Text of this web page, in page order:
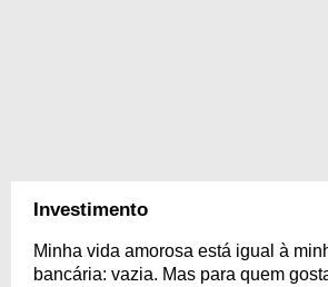
Investimento
Minha vida amorosa está igual à
bancária: vazia. Mas para quem